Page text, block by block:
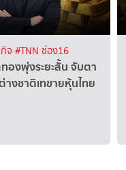
จ #TNN ช่อง16
องพุ่งระยะสั้น จับตา
ชาติเทขายหุ้นไทย